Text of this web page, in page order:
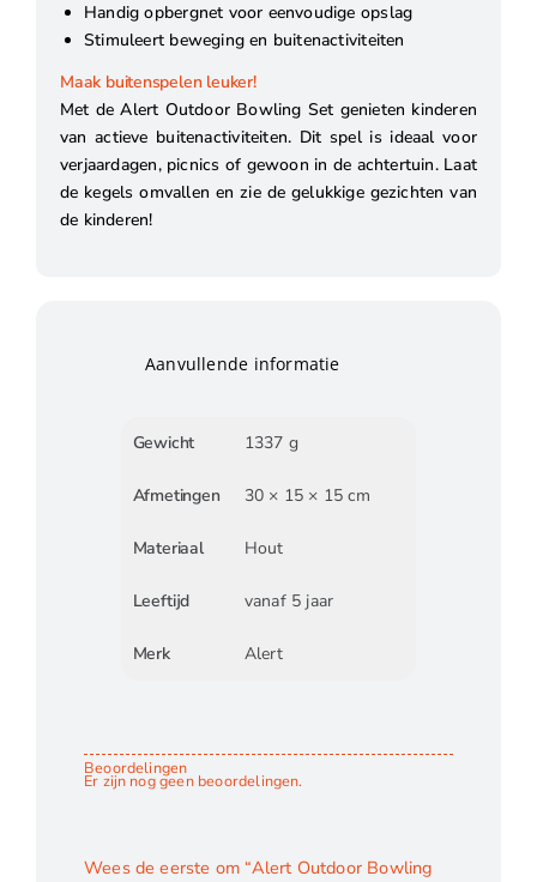
Handig opbergnet voor eenvoudige opslag
Stimuleert beweging en buitenactiviteiten
Maak buitenspelen leuker!
Met de Alert Outdoor Bowling Set genieten kinderen
van actieve buitenactiviteiten. Dit spel is ideaal voor
verjaardagen, picnics of gewoon in de achtertuin. Laat
de kegels omvallen en zie de gelukkige gezichten van
de kinderen!
Aanvullende informatie
Gewicht 1337 g
Afmetingen 30 × 15 × 15 cm
Materiaal Hout
Leeftijd vanaf 5 jaar
Merk Alert
Beoordelingen
Er zijn nog geen beoordelingen.
Wees de eerste om “Alert Outdoor Bowling